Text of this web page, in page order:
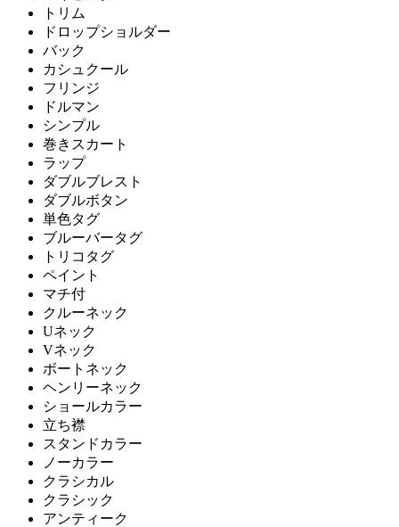
トリム
ドロップショルダー
バック
カシュクール
フリンジ
ドルマン
シンプル
巻きスカート
ラップ
ダブルブレスト
ダブルボタン
単色タグ
ブルーバータグ
トリコタグ
ペイント
マチ付
クルーネック
Uネック
Vネック
ボートネック
ヘンリーネック
ショールカラー
立ち襟
スタンドカラー
ノーカラー
クラシカル
クラシック
アンティーク